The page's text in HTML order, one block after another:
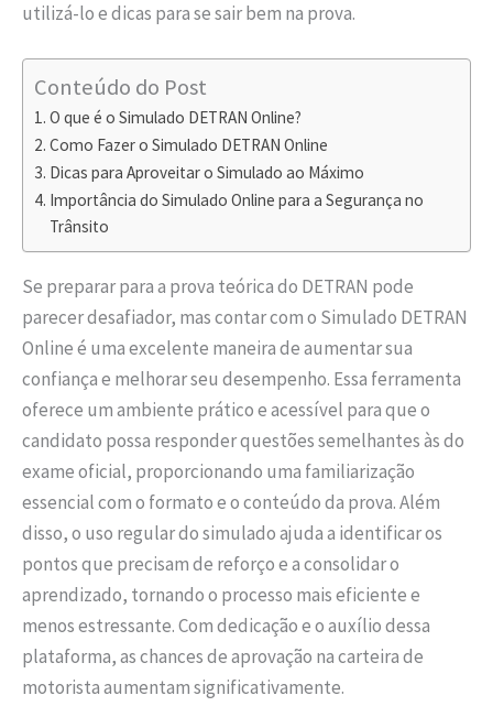
utilizá-lo e dicas para se sair bem na prova.
Conteúdo do Post
O que é o Simulado DETRAN Online?
Como Fazer o Simulado DETRAN Online
Dicas para Aproveitar o Simulado ao Máximo
Importância do Simulado Online para a Segurança no
Trânsito
Se preparar para a prova teórica do DETRAN pode
parecer desafiador, mas contar com o Simulado DETRAN
Online é uma excelente maneira de aumentar sua
confiança e melhorar seu desempenho. Essa ferramenta
oferece um ambiente prático e acessível para que o
candidato possa responder questões semelhantes às do
exame oficial, proporcionando uma familiarização
essencial com o formato e o conteúdo da prova. Além
disso, o uso regular do simulado ajuda a identificar os
pontos que precisam de reforço e a consolidar o
aprendizado, tornando o processo mais eficiente e
menos estressante. Com dedicação e o auxílio dessa
plataforma, as chances de aprovação na carteira de
motorista aumentam significativamente.